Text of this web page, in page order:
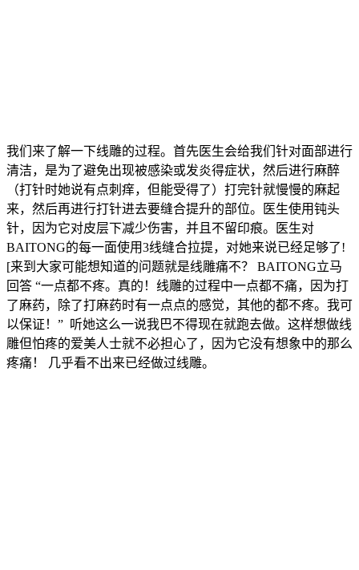
我们来了解一下线雕的过程。首先医生会给我们针对面部进行
清洁，是为了避免出现被感染或发炎得症状，然后进行麻醉
（打针时她说有点刺痒，但能受得了）打完针就慢慢的麻起
来，然后再进行打针进去要缝合提升的部位。医生使用钝头
针，因为它对皮层下减少伤害，并且不留印痕。医生对
BAITONG的每一面使用3线缝合拉提，对她来说已经足够了!
[来到大家可能想知道的问题就是线雕痛不？ BAITONG立马
回答 “一点都不疼。真的！线雕的过程中一点都不痛，因为打
了麻药，除了打麻药时有一点点的感觉，其他的都不疼。我可
以保证！” 听她这么一说我巴不得现在就跑去做。这样想做线
雕但怕疼的爱美人士就不必担心了，因为它没有想象中的那么
疼痛！ 几乎看不出来已经做过线雕。